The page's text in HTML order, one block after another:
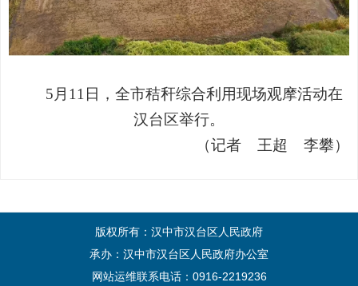
5 月 11 日，全市秸秆综合利用现场观摩活动在
汉台区举行。
（记者 王超 李攀）
版权所有：汉中市汉台区人民政府
承办：汉中市汉台区人民政府办公室
网站运维联系电话：0916-2219236